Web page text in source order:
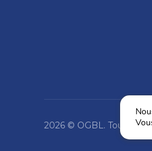
2026 © OGBL. Tous